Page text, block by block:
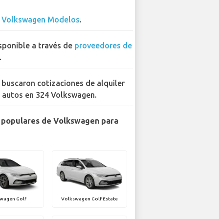
Volkswagen Modelos.
a través de proveedores de
.
buscaron cotizaciones de alquiler
autos en 324 Volkswagen.
de Volkswagen para
Golf Volkswagen Golf Estate